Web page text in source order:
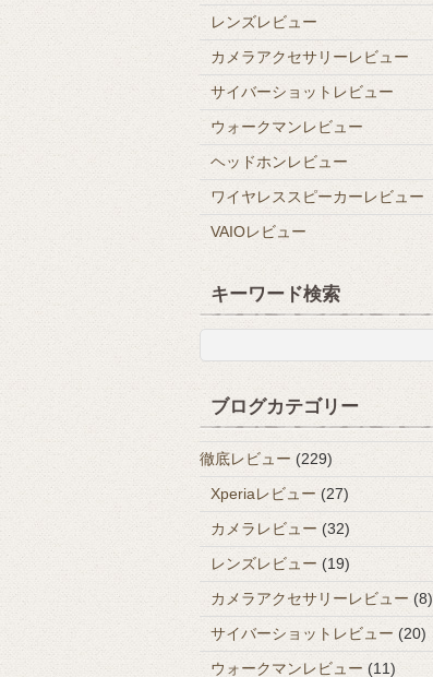
レンズレビュー
カメラアクセサリーレビュー
サイバーショットレビュー
ウォークマンレビュー
ヘッドホンレビュー
ワイヤレススピーカーレビュー
VAIOレビュー
キーワード検索
ブログカテゴリー
徹底レビュー (229)
Xperiaレビュー(27)
カメラレビュー (32)
レンズレビュー (19)
カメラアクセサリーレビュー (8)
サイバーショットレビュー (20)
ウォークマンレビュー (11)